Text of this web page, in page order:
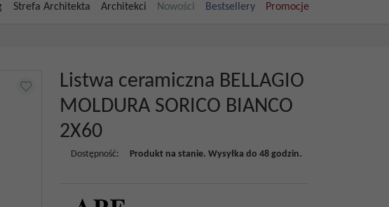
Strefa Architekta Architekci Nowości Bestsellery Promocje
Listwa ceramiczna BELLAGIO
MOLDURA SORICO BIANCO
2X60
Dostępność: Produkt na stanie. Wysyłka do 48 godzin.